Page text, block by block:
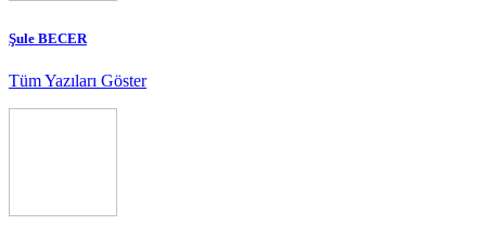
Şule BECER
Tüm Yazıları Göster